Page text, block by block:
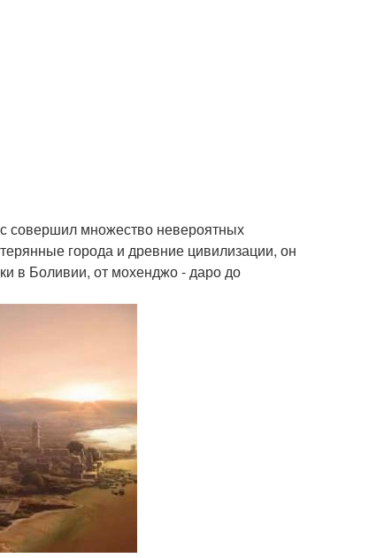
совершил множество невероятных
города и древние цивилизации, он
в Боливии, от мохенджо - даро до